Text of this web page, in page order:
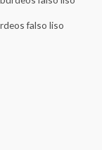
falso liso